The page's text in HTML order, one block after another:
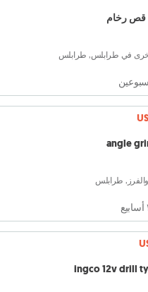
قص رخام
في طرابلس, طرابلس
angle
طرابلس
ingco 12v drill